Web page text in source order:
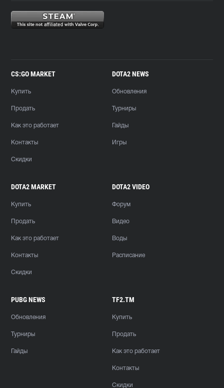
CS:GO MARKET
Купить
Продать
Как это работает
Контакты
Скидки
DOTA2 NEWS
Обновления
Турниры
Гайды
Игры
DOTA2 MARKET
Купить
Продать
Как это работает
Контакты
Скидки
DOTA2 VIDEO
Форум
Видео
Воды
Расписание
PUBG NEWS
Обновления
Турниры
Гайды
TF2.TM
Купить
Продать
Как это работает
Контакты
Скидки